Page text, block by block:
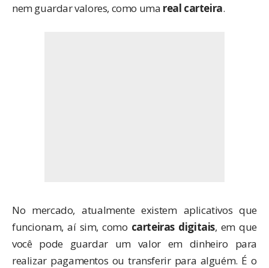
nem guardar valores, como uma real carteira.
No mercado, atualmente existem aplicativos que
funcionam, aí sim, como carteiras digitais, em que
você pode guardar um valor em dinheiro para
realizar pagamentos ou transferir para alguém. É o